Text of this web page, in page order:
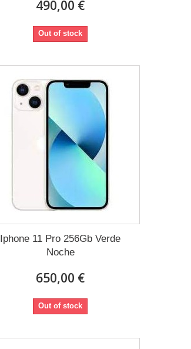
490,00 €
Out of stock
Iphone 11 Pro 256Gb Verde
Noche
650,00 €
Out of stock